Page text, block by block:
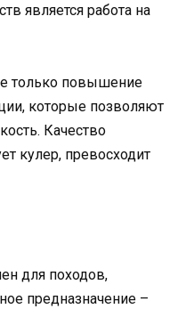
является работа на
только повышение
которые позволяют
Качество
кулер, превосходит
для походов,
предназначение –